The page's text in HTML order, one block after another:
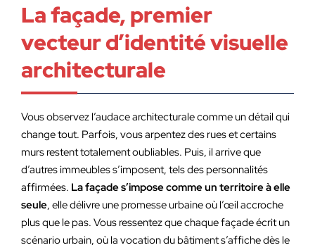
La façade, premier
vecteur d’identité visuelle
architecturale
Vous observez l’audace architecturale comme un détail qui
change tout. Parfois, vous arpentez des rues et certains
murs restent totalement oubliables. Puis, il arrive que
d’autres immeubles s’imposent, tels des personnalités
affirmées. La façade s’impose comme un territoire à elle
seule, elle délivre une promesse urbaine où l’œil accroche
plus que le pas. Vous ressentez que chaque façade écrit un
scénario urbain, où la vocation du bâtiment s’affiche dès le